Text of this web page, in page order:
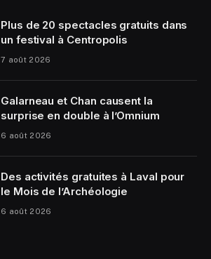
Plus de 20 spectacles gratuits dans
un festival à Centropolis
7 août 2026
Galarneau et Chan causent la
surprise en double à l’Omnium
6 août 2026
Des activités gratuites à Laval pour
le Mois de l’Archéologie
6 août 2026